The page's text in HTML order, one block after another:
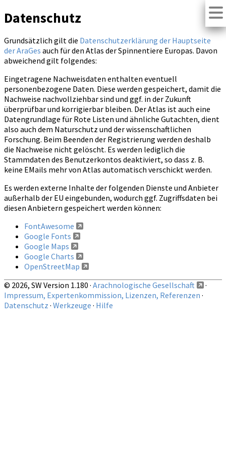
Datenschutz
Grundsätzlich gilt die Datenschutzerklärung der Hauptseite
der AraGes auch für den Atlas der Spinnentiere Europas. Davon
abweichend gilt folgendes:
Eingetragene Nachweisdaten enthalten eventuell
personenbezogene Daten. Diese werden gespeichert, damit die
Nachweise nachvollziehbar sind und ggf. in der Zukunft
überprüfbar und korrigierbar bleiben. Der Atlas ist auch eine
Datengrundlage für Rote Listen und ähnliche Gutachten, dient
also auch dem Naturschutz und der wissenschaftlichen
Forschung. Beim Beenden der Registrierung werden deshalb
die Nachweise nicht gelöscht. Es werden lediglich die
Stammdaten des Benutzerkontos deaktiviert, so dass z. B.
keine EMails mehr von Atlas automatisch verschickt werden.
Es werden externe Inhalte der folgenden Dienste und Anbieter
außerhalb der EU eingebunden, wodurch ggf. Zugriffsdaten bei
diesen Anbietern gespeichert werden können:
FontAwesome
Google Fonts
Google Maps
Google Charts
OpenStreetMap
© 2026, SW Version 1.180 · Arachnologische Gesellschaft
·
Impressum, Expertenkommission, Lizenzen, Referenzen ·
Datenschutz · Werkzeuge · Hilfe